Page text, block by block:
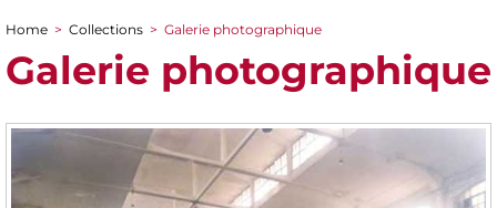
You are here
Home > Collections > Galerie photographique
Galerie photographique